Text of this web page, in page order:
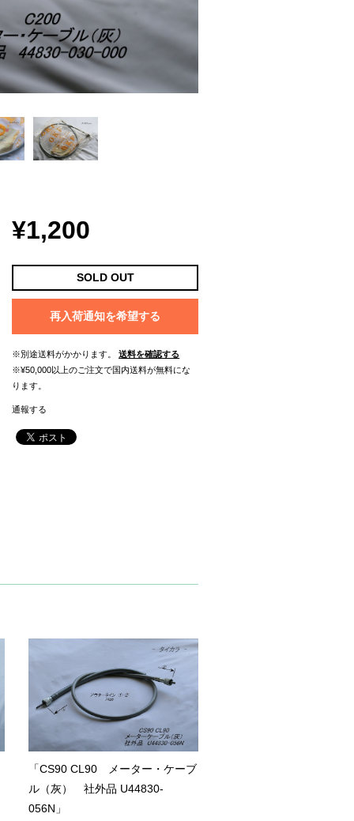
¥1,200
SOLD OUT
再入荷通知を希望する
※別途送料がかかります。
送料を確認する
※¥50,000以上のご注文で国内送料が無料にな
ります。
通報する
「CS90 CL90 メーター・ケーブ
ル（灰） 社外品 U44830-
056N」